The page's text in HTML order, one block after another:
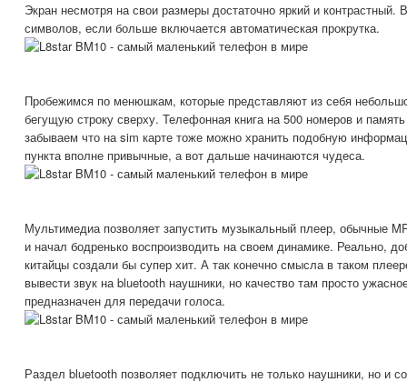
Экран несмотря на свои размеры достаточно яркий и
символов, если больше включается автоматическая прокрутка.
Пробежимся по менюшкам, которые представляют из себя
бегущую строку сверху. Телефонная книга на 500 номеров и
забываем что на sim карте тоже можно хранить подобную
пункта вполне привычные, а вот дальше начинаются чудеса.
Мультимедиа позволяет запустить музыкальный плеер, обычные
и начал бодренько воспроизводить на своем динамике. Реально,
китайцы создали бы супер хит. А так конечно смысла в таком
вывести звук на bluetooth наушники, но качество там просто
предназначен для передачи голоса.
Раздел bluetooth позволяет подключить не только наушники, но и